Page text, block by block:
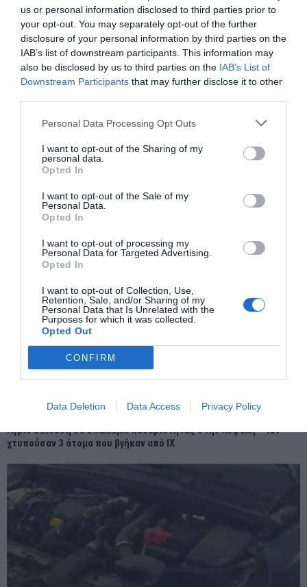
us or personal information disclosed to third parties prior to
your opt-out. You may separately opt-out of the further
disclosure of your personal information by third parties on the
IAB’s list of downstream participants. This information may
also be disclosed by us to third parties on the IAB’s List of
Downstream Participants that may further disclose it to other
Personal Data Processing Opt Outs
I want to opt-out of the Sharing of my
personal data.
Opted In
I want to opt-out of the Sale of my
Personal Data.
Opted In
I want to opt-out of processing my
Personal Data for Targeted Advertising.
Opted In
I want to opt-out of Collection, Use,
Retention, Sale, and/or Sharing of my
Personal Data that Is Unrelated with the
Purposes for which it was collected.
Opted Out
CONFIRM
Data Deletion Data Access Privacy Policy
Άγριο επίθεση σε υπάλληλο καθαριότητας στην Κυψέλη – Τον
χτυπούσαν 3 άτομα που βγήκαν από ΙΧ